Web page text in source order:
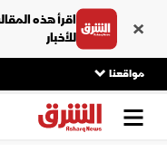
اقرأ هذه
للأخبار
مواقعنا